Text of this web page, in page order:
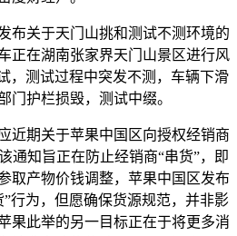
关于天门山挑和测试不测环境的
正在湖南张家界天门山景区进行风
，测试过程中突发不测，车辆下滑
门护栏损毁，测试中缀。
期关于苹果中国区向授权经销商
通知旨正在防止经销商“串货”，即
取产物价钱调整，苹果中国区发布
行为，但愿确保货源规范，并非影
果此举的另一目标正在于将更多消